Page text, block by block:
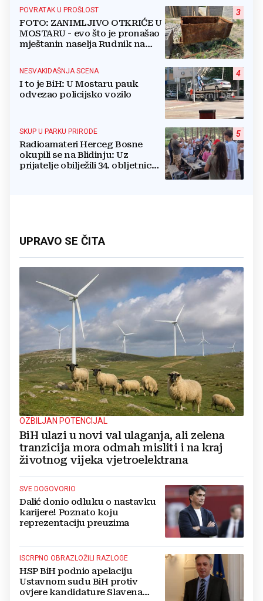
3
POVRATAK U PROŠLOST
FOTO: ZANIMLJIVO OTKRIĆE U
MOSTARU - evo što je pronašao
mještanin naselja Rudnik na
4
NESVAKIDAŠNJA SCENA
I to je BiH: U Mostaru pauk
odvezao policijsko vozilo
5
SKUP U PARKU PRIRODE
Radioamateri Herceg Bosne
okupili se na Blidinju: Uz
prijatelje obilježili 34. obljetnicu
UPRAVO SE ČITA
OZBILJAN POTENCIJAL
BiH ulazi u novi val ulaganja, ali zelena
tranzicija mora odmah misliti i na kraj
životnog vijeka vjetroelektrana
SVE DOGOVORIO
Dalić donio odluku o nastavku
karijere! Poznato koju
reprezentaciju preuzima
ISCRPNO OBRAZLOŽILI RAZLOGE
HSP BiH podnio apelaciju
Ustavnom sudu BiH protiv
ovjere kandidature Slavena